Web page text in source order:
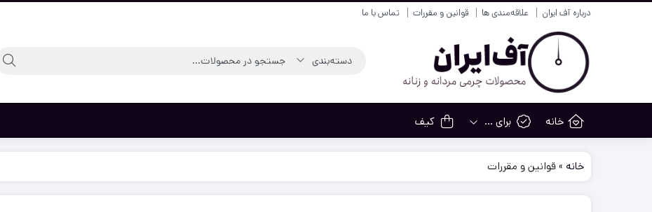
درباره آف ایران علاقه‌مندی ها قوانین و مقررات تماس با ما
خانه برای … کیف
خانه »قوانین و مقررات